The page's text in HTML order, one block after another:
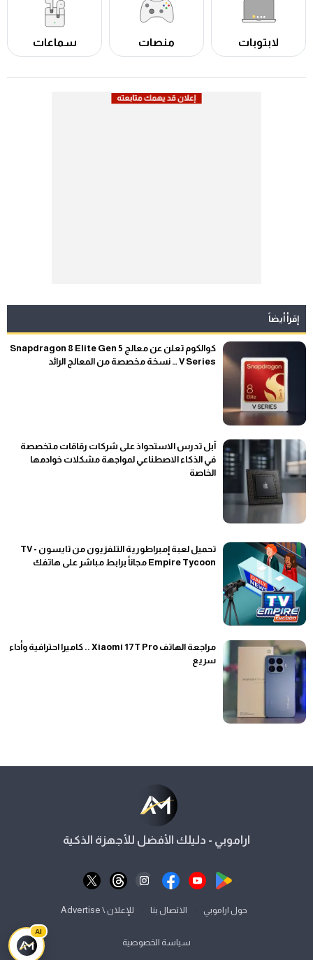
لابتوبات منصات سماعات
إقرأ أيضاً
كوالكوم تعلن عن معالج Snapdragon 8 Elite Gen 5
V Series … نسخة مخصصة من المعالج الرائد
آبل تدرس الاستحواذ على شركات رقاقات متخصصة
في الذكاء الاصطناعي لمواجهة مشكلات خوادمها
الخاصة
تحميل لعبة إمبراطورية التلفزيون من تايسون - TV
Empire Tycoon مجاناً برابط مباشر على هاتفك
مراجعة الهاتف Xiaomi 17T Pro .. كاميرا احترافية وأداء
سريع
اراموبي - دليلك الأفضل للأجهزة الذكية
حول اراموبي الاتصال بنا للإعلان \ Advertise
سياسة الخصوصية
AI